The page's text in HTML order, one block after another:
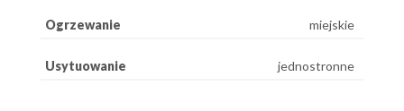
Ogrzewanie miejskie
Usytuowanie jednostronne